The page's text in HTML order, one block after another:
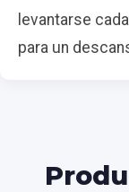
levantarse
para un